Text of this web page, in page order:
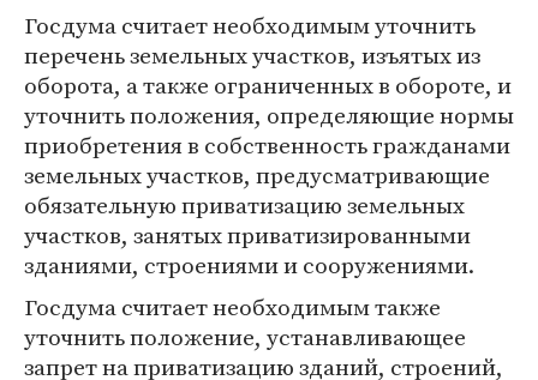
Госдума считает необходимым уточнить
перечень земельных участков, изъятых из
оборота, а также ограниченных в обороте, и
уточнить положения, определяющие нормы
приобретения в собственность гражданами
земельных участков, предусматривающие
обязательную приватизацию земельных
участков, занятых приватизированными
зданиями, строениями и сооружениями.
Госдума считает необходимым также
уточнить положение, устанавливающее
запрет на приватизацию зданий, строений,